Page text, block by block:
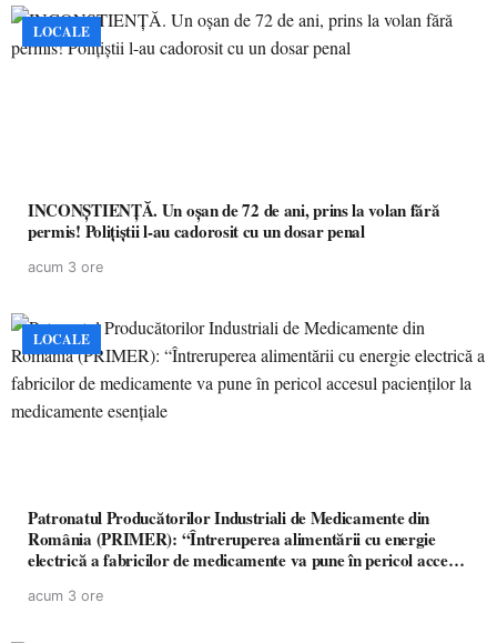
LOCALE
INCONȘTIENȚĂ. Un oșan de 72 de ani, prins la volan fără
permis! Polițiștii l-au cadorosit cu un dosar penal
acum 3 ore
LOCALE
Patronatul Producătorilor Industriali de Medicamente din
România (PRIMER): “Întreruperea alimentării cu energie
electrică a fabricilor de medicamente va pune în pericol accesul
acum 3 ore